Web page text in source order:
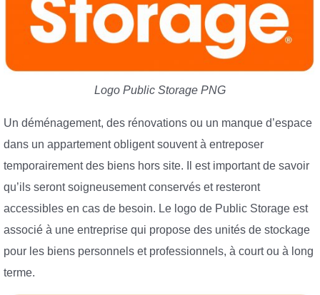
Logo Public Storage PNG
Un déménagement, des rénovations ou un manque d’espace
dans un appartement obligent souvent à entreposer
temporairement des biens hors site. Il est important de savoir
qu’ils seront soigneusement conservés et resteront
accessibles en cas de besoin. Le logo de Public Storage est
associé à une entreprise qui propose des unités de stockage
pour les biens personnels et professionnels, à court ou à long
terme.